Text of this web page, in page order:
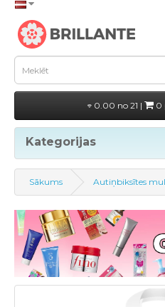
0.00 no 21 | 0
Kategorijas
Sākums Autiņbiksītes